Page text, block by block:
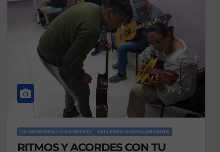
CS DESARROLLO ARTÍSTICO TALLERES GUAYLLABAMBA
RITMOS Y ACORDES CON TU